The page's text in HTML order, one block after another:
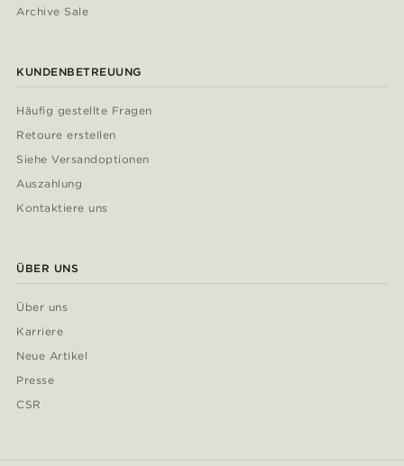
Archive Sale
KUNDENBETREUUNG
Häufig gestellte Fragen
Retoure erstellen
Siehe Versandoptionen
Auszahlung
Kontaktiere uns
ÜBER UNS
Über uns
Karriere
Neue Artikel
Presse
CSR